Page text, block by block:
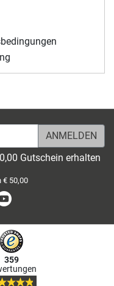
Gutschein erhalten
€ 50,00
359